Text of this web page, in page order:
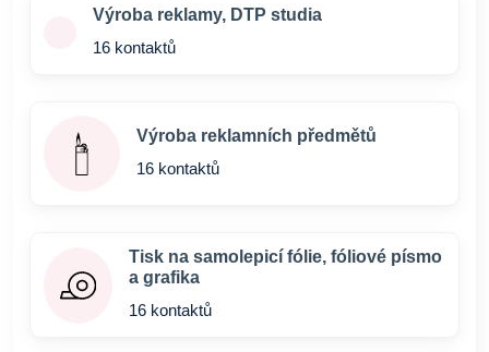
Výroba reklamy, DTP studia
16 kontaktů
Výroba reklamních předmětů
16 kontaktů
Tisk na samolepicí fólie, fóliové písmo
a grafika
16 kontaktů